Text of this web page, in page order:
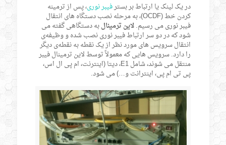
در یک لینک یا ارتباط بر بسترفیبر نوری، پس از ترمینه
کردن خط (OCDF)، به مرحله نصب دستگاه های انتقال
فیبر نوری می رسیم.لاین ترمینالبه دستگاهی گفته می
شود که در دو سر ارتباط فیبر نوری نصب شده و وظیفه‌ی
انتقال سرویس های مورد نظر از یک نقطه به نقطه‌ی دیگر
را دارد. سرویس هایی که معمولاً توسط لاین ترمینال فیبر
منتقل می شوند، شامل E1، دیتا (اینترنت، ام پی ال اس،
پی تی ام پی، اینترانت و…) می شود.